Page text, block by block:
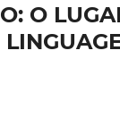
O